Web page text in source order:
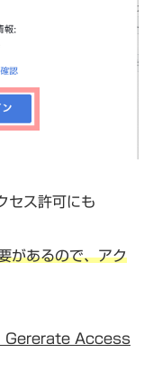
セス許可にも
があるので、アク
Gererate Access